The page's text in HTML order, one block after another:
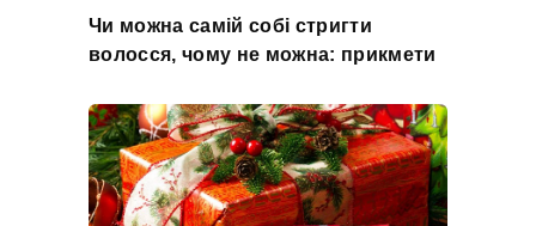
Чи можна самій собі стригти
волосся, чому не можна: прикмети